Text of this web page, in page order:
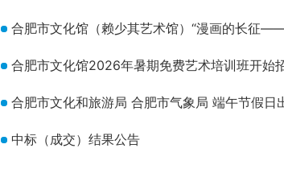
合肥市文化馆（赖少其艺术馆）“漫画的长征
合肥市文化馆2026年暑期免费艺术培训班开始
合肥市文化和旅游局 合肥市气象局 端午节假日
中标（成交）结果公告